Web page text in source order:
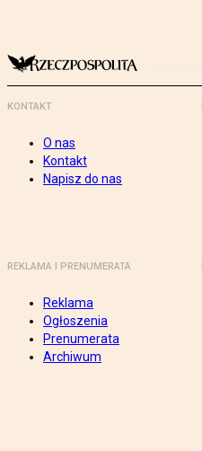
KONTAKT
O nas
Kontakt
Napisz do nas
REKLAMA I PRENUMERATA
Reklama
Ogłoszenia
Prenumerata
Archiwum